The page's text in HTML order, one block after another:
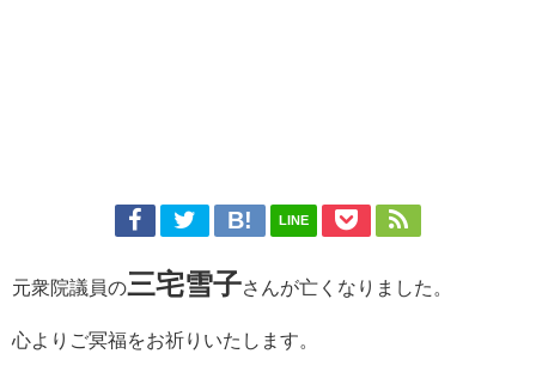
LINE
元衆院議員の三宅雪子さんが亡くなりました。
心よりご冥福をお祈りいたします。